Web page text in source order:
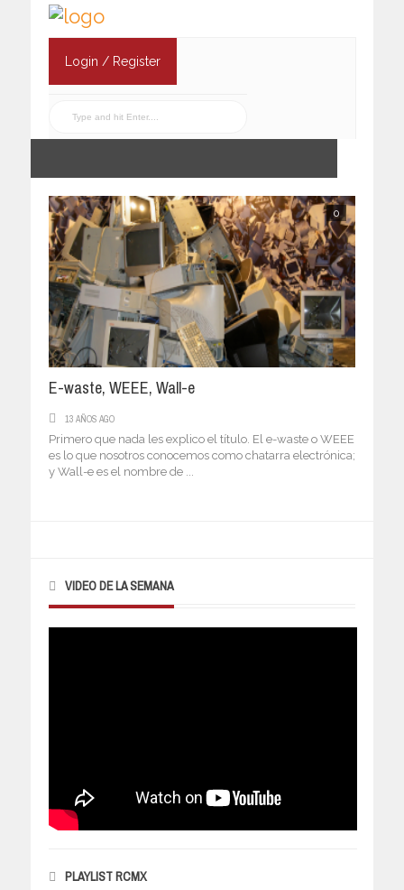
Login / Register
0
E-waste, WEEE, Wall-e
13 AÑOS AGO
Primero que nada les explico el título. El e-waste o WEEE
es lo que nosotros conocemos como chatarra electrónica;
y Wall-e es el nombre de ...
VIDEO DE LA SEMANA
PLAYLIST RCMX